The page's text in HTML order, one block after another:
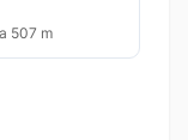
507 m